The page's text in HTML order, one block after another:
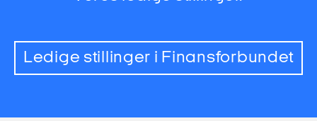
Ledige stillinger i Finansforbundet